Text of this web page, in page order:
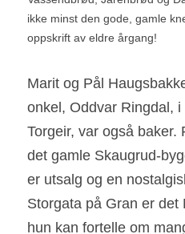
ikke minst den gode, gamle
oppskrift av eldre årgang!
Marit og Pål
onkel, Oddvar Ringdal,
Torgeir, var også baker.
det gamle Skaugrud-
er utsalg og en
Storgata på Gran er det
hun kan fortelle om